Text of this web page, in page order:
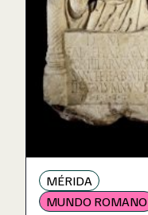
MÉRIDA
MUNDO ROMANO